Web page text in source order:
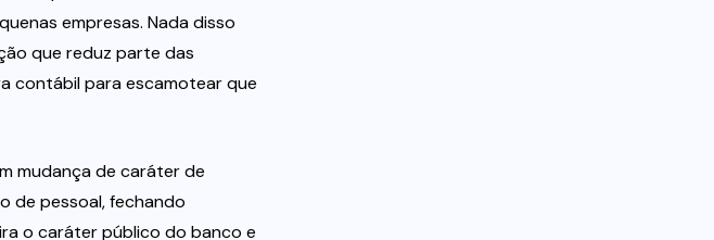
empresas. Nada disso
que reduz parte das
contábil para escamotear que
mudança de caráter de
de pessoal, fechando
o caráter público do banco e